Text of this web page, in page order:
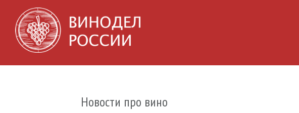
Новости про вино